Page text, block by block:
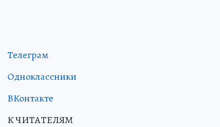
Телеграм
Одноклассники
ВКонтакте
К ЧИТАТЕЛЯМ